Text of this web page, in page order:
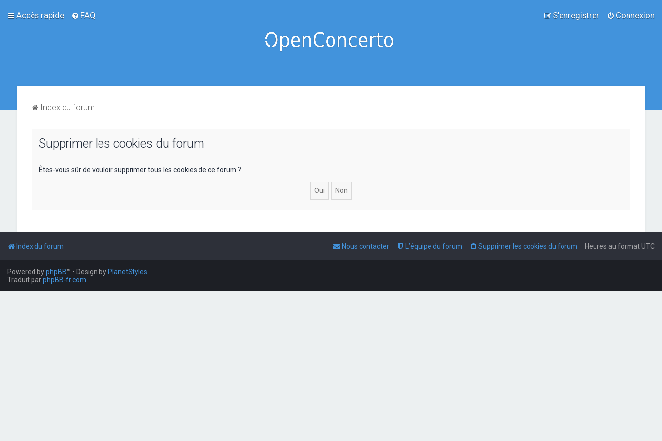
Accès rapide FAQ Connexion
S’enregistrer
Index du forum
Supprimer les cookies du forum
Êtes-vous sûr de vouloir supprimer tous les cookies de ce forum ?
Index du forum Heures au formatUTC
Supprimer les cookies du forum
L’équipe du forum
Nous contacter
Powered byphpBB™ • Design by PlanetStyles
Traduit parphpBB-fr.com